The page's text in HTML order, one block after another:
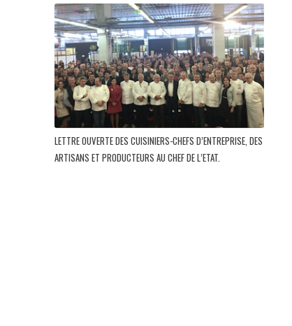
LETTRE OUVERTE DES CUISINIERS-CHEFS D’ENTREPRISE, DES
ARTISANS ET PRODUCTEURS AU CHEF DE L’ETAT.